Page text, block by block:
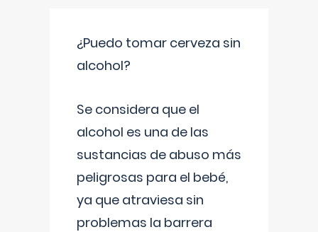
¿Puedo tomar cerveza sin
alcohol?
Se considera que el
alcohol es una de las
sustancias de abuso más
peligrosas para el bebé,
ya que atraviesa sin
problemas la barrera